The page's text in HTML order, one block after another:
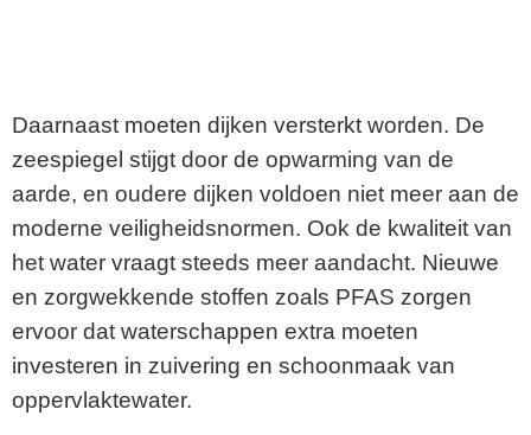
Daarnaast moeten dijken versterkt worden. De
zeespiegel stijgt door de opwarming van de
aarde, en oudere dijken voldoen niet meer aan de
moderne veiligheidsnormen. Ook de kwaliteit van
het water vraagt steeds meer aandacht. Nieuwe
en zorgwekkende stoffen zoals PFAS zorgen
ervoor dat waterschappen extra moeten
investeren in zuivering en schoonmaak van
oppervlaktewater.